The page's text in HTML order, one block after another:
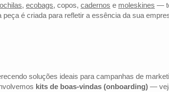
, ecobags, copos, cadernos e moleskines —
é criada para refletir a essência da sua
soluções ideais para campanhas de
kits de boas-vindas (onboarding) —